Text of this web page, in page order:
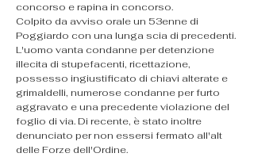
concorso e rapina in concorso.
​Colpito da avviso orale un 53enne di
Poggiardo con una lunga scia di precedenti.
L'uomo vanta condanne per detenzione
illecita di stupefacenti, ricettazione,
possesso ingiustificato di chiavi alterate e
grimaldelli, numerose condanne per furto
aggravato e una precedente violazione del
foglio di via. Di recente, è stato inoltre
denunciato per non essersi fermato all'alt
delle Forze dell'Ordine.